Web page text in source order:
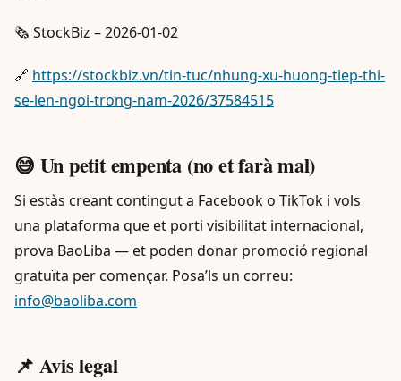
🗞️ StockBiz – 2026-01-02
🔗 https://stockbiz.vn/tin-tuc/nhung-xu-huong-tiep-thi-
se-len-ngoi-trong-nam-2026/37584515
😅 Un petit empenta (no et farà mal)
Si estàs creant contingut a Facebook o TikTok i vols
una plataforma que et porti visibilitat internacional,
prova BaoLiba — et poden donar promoció regional
gratuïta per començar. Posa’ls un correu:
info@baoliba.com
📌 Avis legal